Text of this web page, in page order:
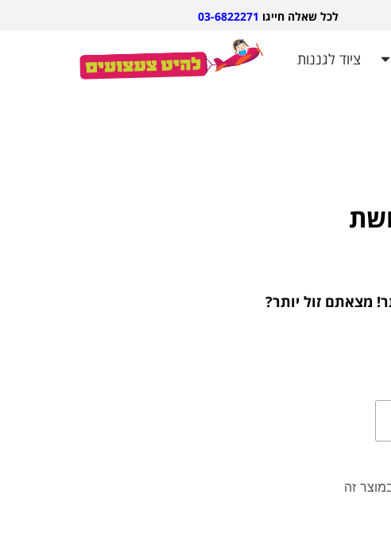
שאלה חייגו 03-6822271
ציוד לגננות
מצאתם זול יותר?
זה